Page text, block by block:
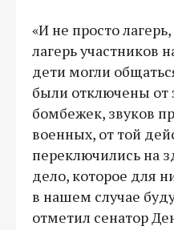
«И не просто
лагерь участников
дети могли
были отключены от
бомбежек, звуков
военных, от той
переключились на
дело, которое для
в нашем случае
отметил сенатор